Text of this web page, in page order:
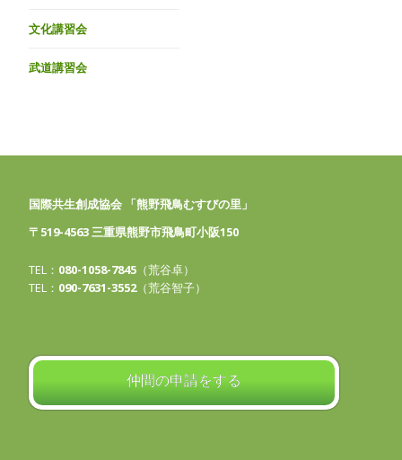
文化講習会
武道講習会
国際共生創成協会 「熊野飛鳥むすびの里」
〒519-4563 三重県熊野市飛鳥町小阪150
TEL： 080-1058-7845 （荒谷卓）
TEL： 090-7631-3552（荒谷智子）
仲間の申請をする